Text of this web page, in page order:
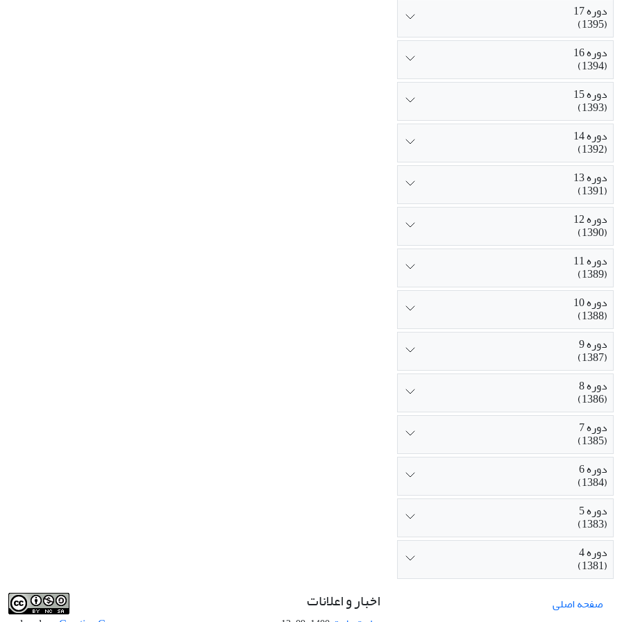
دوره 17
(1395)
دوره 16
(1394)
دوره 15
(1393)
دوره 14
(1392)
دوره 13
(1391)
دوره 12
(1390)
دوره 11
(1389)
دوره 10
(1388)
دوره 9
(1387)
دوره 8
(1386)
دوره 7
(1385)
دوره 6
(1384)
دوره 5
(1383)
دوره 4
(1381)
صفحه اصلی
اخبار و اعلانات